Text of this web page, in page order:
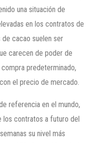
una situación de
en los contratos de
cacao suelen ser
carecen de poder de
predeterminado,
el precio de mercado.
referencia en el mundo,
los contratos a futuro del
su nivel más